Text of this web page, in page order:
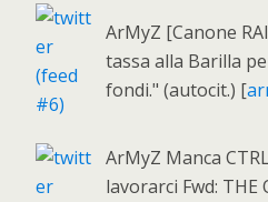
ArMyZ [Canone
tassa alla Barilla
fondi." (autocit.) [
ArMyZ Manca
lavorarci Fwd: THE